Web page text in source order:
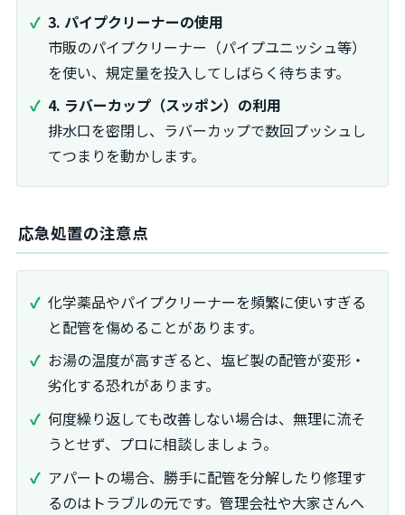
3. パイプクリーナーの使用
市販のパイプクリーナー（パイプユニッシュ等）
を使い、規定量を投入してしばらく待ちます。
4. ラバーカップ（スッポン）の利用
排水口を密閉し、ラバーカップで数回プッシュし
てつまりを動かします。
応急処置の注意点
化学薬品やパイプクリーナーを頻繁に使いすぎる
と配管を傷めることがあります。
お湯の温度が高すぎると、塩ビ製の配管が変形・
劣化する恐れがあります。
何度繰り返しても改善しない場合は、無理に流そ
うとせず、プロに相談しましょう。
アパートの場合、勝手に配管を分解したり修理す
るのはトラブルの元です。管理会社や大家さんへ